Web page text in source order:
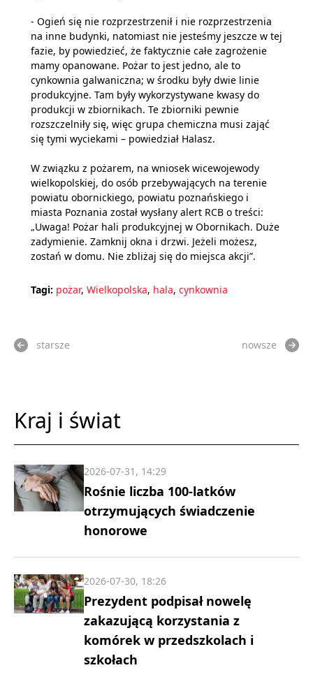
- Ogień się nie rozprzestrzenił i nie rozprzestrzenia
na inne budynki, natomiast nie jesteśmy jeszcze w tej
fazie, by powiedzieć, że faktycznie całe zagrożenie
mamy opanowane. Pożar to jest jedno, ale to
cynkownia galwaniczna; w środku były dwie linie
produkcyjne. Tam były wykorzystywane kwasy do
produkcji w zbiornikach. Te zbiorniki pewnie
rozszczelniły się, więc grupa chemiczna musi zająć
się tymi wyciekami – powiedział Halasz.
W związku z pożarem, na wniosek wicewojewody
wielkopolskiej, do osób przebywających na terenie
powiatu obornickiego, powiatu poznańskiego i
miasta Poznania został wysłany alert RCB o treści:
„Uwaga! Pożar hali produkcyjnej w Obornikach. Duże
zadymienie. Zamknij okna i drzwi. Jeżeli możesz,
zostań w domu. Nie zbliżaj się do miejsca akcji”.
Tagi: pożar, Wielkopolska, hala, cynkownia
starsze nowsze
Kraj i świat
Rośnie liczba 100-latków
otrzymujących świadczenie
honorowe
2026-07-31, 14:29
Prezydent podpisał nowelę
zakazującą korzystania z
komórek w przedszkolach i
szkołach
2026-07-30, 18:26